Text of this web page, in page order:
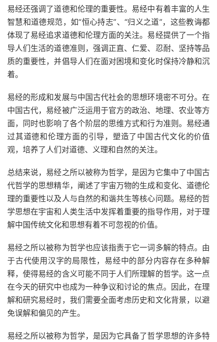
易经还强调了道德和伦理的重要性。易经中有着丰富的人生
智慧和道德规范，如“恒心持志”、“归义之道”，这些教诲都
体现了易经追求道德和伦理方面的关注。易经提供了一个指
导人们生活的道德准则，强调正直、仁爱、忍耐、坚持等品
质的重要性，并倡导人们在面对困境和变化时保持冷静和沉
着。
易经的形成和发展与中国古代社会的思想环境密不可分。在
中国古代，易经被广泛运用于官方的政治、地理、农业等方
面，同时也影响了各个阶层的思维方式和行为准则。易经通
过其道德和伦理方面的引导，塑造了中国古代文化的价值
观，培养了人们对道德、义理和自然的关注。
总结来说，易经之所以被称为哲学，是因为它集中了中国古
代哲学的思想精华，阐述了宇宙万物的生成和变化、道德伦
理的重要性以及人与自然的和谐共生等核心问题。易经的哲
学思想在宇宙和人类生活中发挥着重要的指导作用，对于理
解中国传统文化和思想有着不可忽视的价值。
易经之所以被称为哲学也应该指责于它一词多解的特点。由
于古代使用汉字的局限性，易经中的部分内容存在多种解
释，使得易经的含义可能不同于人们所理解的哲学。这一点
在今天的研究中也成为一种争议和讨论的焦点。因此，在理
解和研究易经时，我们需要全面考虑历史和文化背景，以避
免误解和偏见的产生。
易经之所以被称为哲学，是因为它具备了哲学思想的许多特